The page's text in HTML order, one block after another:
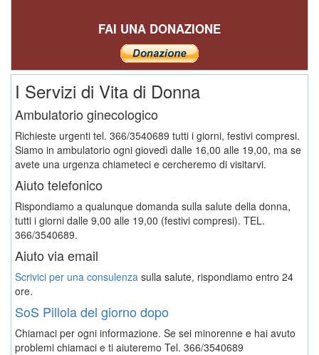
FAI UNA DONAZIONE
I Servizi di Vita di Donna
Ambulatorio ginecologico
Richieste urgenti tel. 366/3540689 tutti i giorni, festivi compresi.
Siamo in ambulatorio ogni giovedì dalle 16,00 alle 19,00, ma se
avete una urgenza chiameteci e cercheremo di visitarvi.
Aiuto telefonico
Rispondiamo a qualunque domanda sulla salute della donna,
tutti i giorni dalle 9,00 alle 19,00 (festivi compresi). TEL.
366/3540689.
Aiuto via email
Scrivici per una consulenza sulla salute, rispondiamo entro 24
ore.
SoS Pillola del giorno dopo
Chiamaci per ogni informazione. Se sei minorenne e hai avuto
problemi chiamaci e ti aiuteremo Tel. 366/3540689